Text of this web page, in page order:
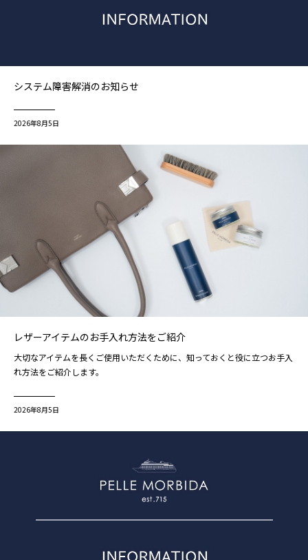
システム障害解消のお知らせ
2026年8月5日
レザーアイテムのお手入れ方法をご紹介
大切なアイテムを長くご使用いただくために、知っておくと役に立つお手入
れ方法をご紹介します。
2026年8月5日